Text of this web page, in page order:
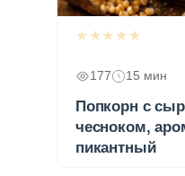
★★★★★
177 15 мин
Попкорн с
чесноком,
пикантный